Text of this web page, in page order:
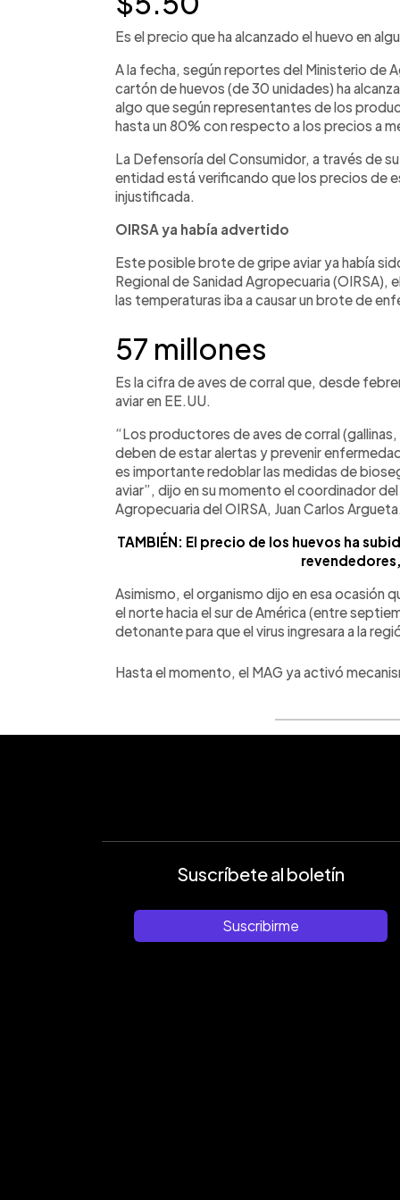
Es el precio que ha alcanzado el huevo en
A la fecha, según reportes del Ministerio de
cartón de huevos (de 30 unidades) ha
algo que según representantes de los
hasta un 80% con respecto a los precios a
La Defensoría del Consumidor, a través de
entidad está verificando que los precios de
injustificada.
OIRSA ya había advertido
Este posible brote de gripe aviar ya había
Regional de Sanidad Agropecuaria (OIRSA),
las temperaturas iba a causar un brote de
57 millones
Es la cifra de aves de corral que, desde
aviar en EE.UU.
“Los productores de aves de corral
deben de estar alertas y prevenir
es importante redoblar las medidas de
aviar”, dijo en su momento el coordinador
Agropecuaria del OIRSA, Juan Carlos
TAMBIÉN: El precio de los huevos ha
Asimismo, el organismo dijo en esa ocasión
el norte hacia el sur de América (entre
detonante para que el virus ingresara a la
Hasta el momento, el MAG ya activó
Suscríbete al boletín
Suscribirme